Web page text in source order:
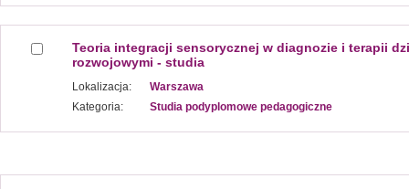
Teoria integracji sensorycznej w diagnozie i terapii
rozwojowymi - studia
Lokalizacja:
Warszawa
Kategoria:
Studia podyplomowe pedagogiczne